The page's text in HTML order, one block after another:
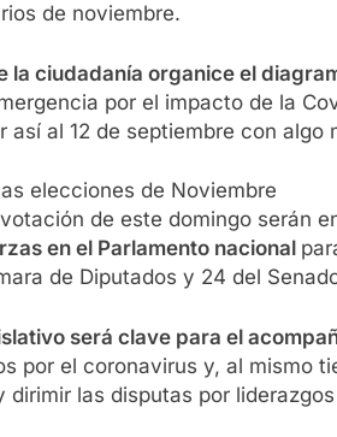
de noviembre.
la ciudadanía organice el
por el impacto de la
así al 12 de septiembre con
elecciones de Noviembre
de este domingo serán
en el Parlamento nacional
de Diputados y 24 del
será clave para el
por el coronavirus y, al mismo
dirimir las disputas por